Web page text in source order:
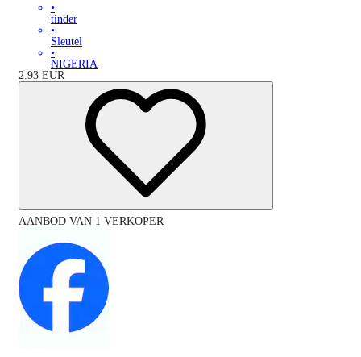
•
tinder
•
Sleutel
•
NIGERIA
2.93 EUR
AANBOD VAN 1 VERKOPER